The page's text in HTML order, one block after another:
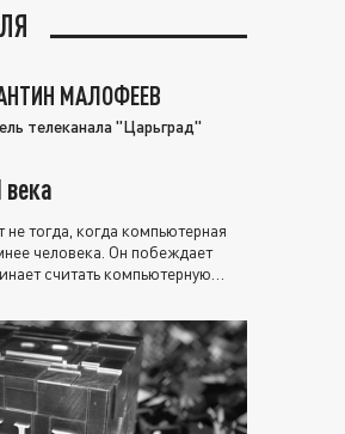
МАЛОФЕЕВ
телеканала "Царьград"
тогда, когда компьютерная
человека. Он побеждает
считать компьютерную